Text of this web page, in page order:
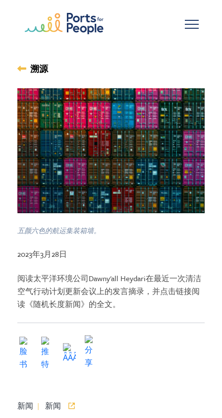
溯源
五颜六色的航运集装箱墙。
2023年3月28日
阅读太平洋环境公司Dawny'all Heydari在最近一次清洁
空气行动计划更新会议上的发言摘录，并点击链接阅
读《随机长度新闻》的全文。
新闻 | 新闻